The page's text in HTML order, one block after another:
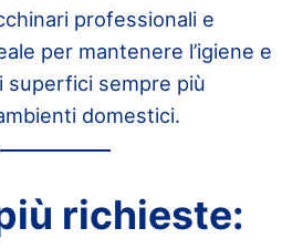
professionali e
per mantenere l’igiene e
superfici sempre più
domestici.
richieste: